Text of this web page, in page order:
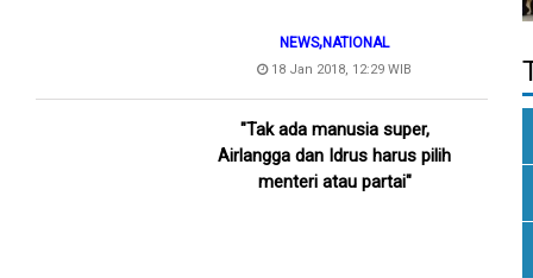
NEWS,NATIONAL
18 Jan 2018, 12:29 WIB
"Tak ada manusia super,
Airlangga dan Idrus harus pilih
menteri atau partai"